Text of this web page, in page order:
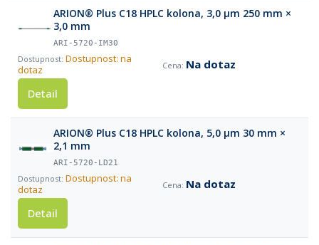
ARION® Plus C18 HPLC kolona, 3,0 µm 250 mm ×
3,0 mm
ARI-5720-IM30
Dostupnost: na
dotaz
Na dotaz
Detail
ARION® Plus C18 HPLC kolona, 5,0 µm 30 mm ×
2,1 mm
ARI-5720-LD21
Dostupnost: na
dotaz
Na dotaz
Detail